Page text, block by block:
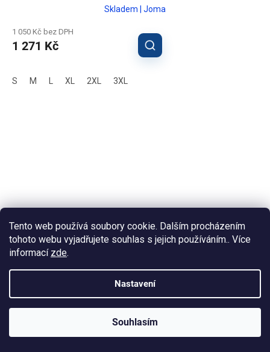
Tento web používá soubory cookie. Dalším procházením
tohoto webu vyjadřujete souhlas s jejich používáním.. Více
informací zde.
Nastavení
Souhlasím
Skladem | Joma
1 050 Kč bez DPH
1 271 Kč
S M L XL 2XL 3XL